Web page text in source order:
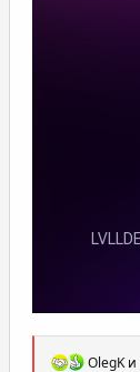
РOlegKи